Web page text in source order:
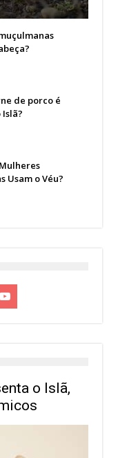
de porco é
Usam o Véu?
o Islã,